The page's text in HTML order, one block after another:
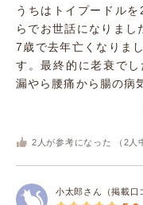
うちはトイプードル
らでお世話になりま
7歳で去年亡くなりま
す。最終的に老衰で
漏やら腰痛から腸の病
2 人が参考になった （ 2 人
小太郎さん（掲載口